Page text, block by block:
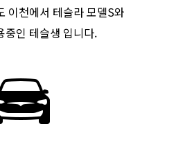
이천에서 테슬라 모델S와
중인 테슬생 입니다.